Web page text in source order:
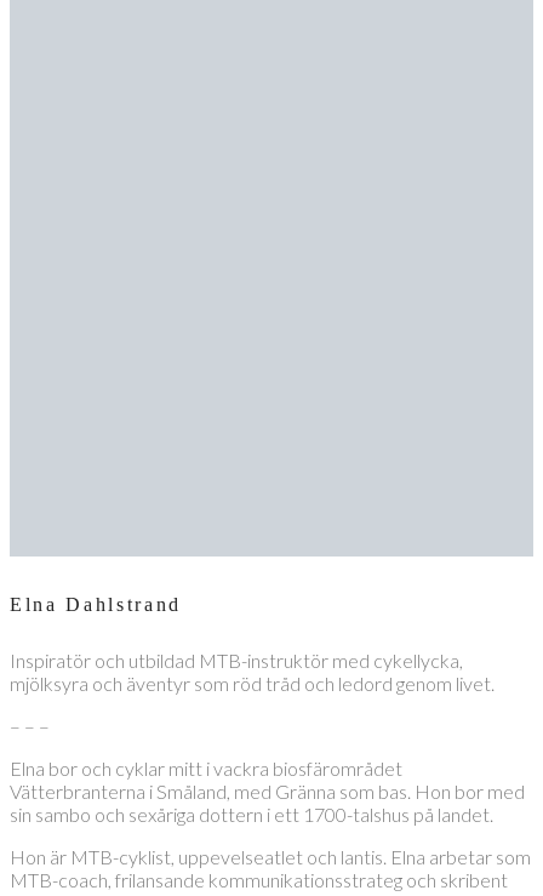
Elna Dahlstrand
Inspiratör och utbildad MTB-instruktör med cykellycka,
mjölksyra och äventyr som röd tråd och ledord genom livet.
– – –
Elna bor och cyklar mitt i vackra biosfärområdet
Vätterbranterna i Småland, med Gränna som bas. Hon bor med
sin sambo och sexåriga dottern i ett 1700-talshus på landet.
Hon är MTB-cyklist, uppevelseatlet och lantis. Elna arbetar som
MTB-coach, frilansande kommunikationsstrateg och skribent